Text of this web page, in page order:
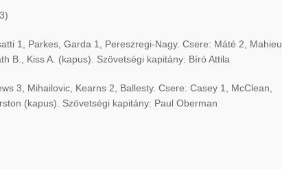
1, Parkes, Garda 1, Pereszregi-Nagy. Csere: Máté 2, Mahieu,
B., Kiss A. (kapus). Szövetségi kapitány: Bíró Attila
3, Mihailovic, Kearns 2, Ballesty. Csere: Casey 1, McClean,
(kapus). Szövetségi kapitány: Paul Oberman